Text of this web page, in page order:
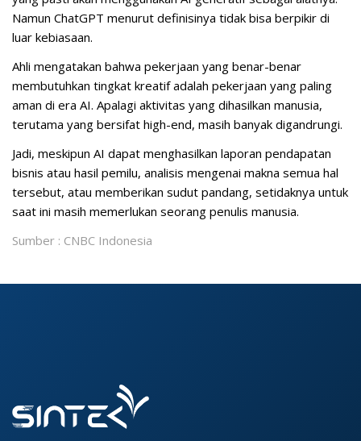
Namun ChatGPT menurut definisinya tidak bisa berpikir di
luar kebiasaan.
Ahli mengatakan bahwa pekerjaan yang benar-benar
membutuhkan tingkat kreatif adalah pekerjaan yang paling
aman di era AI. Apalagi aktivitas yang dihasilkan manusia,
terutama yang bersifat high-end, masih banyak digandrungi.
Jadi, meskipun AI dapat menghasilkan laporan pendapatan
bisnis atau hasil pemilu, analisis mengenai makna semua hal
tersebut, atau memberikan sudut pandang, setidaknya untuk
saat ini masih memerlukan seorang penulis manusia.
Sumber : CNBC Indonesia